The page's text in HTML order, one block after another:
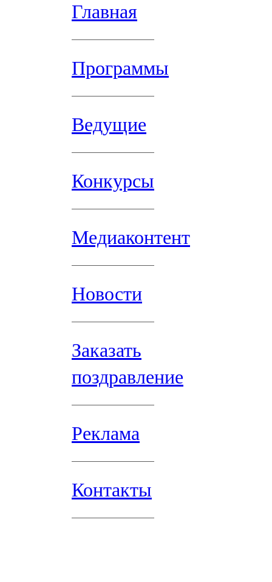
Главная
Программы
Ведущие
Конкурсы
Медиаконтент
Новости
Заказать
поздравление
Реклама
Контакты